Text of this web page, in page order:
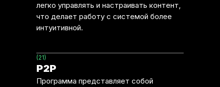
легко управлять и настраивать контент,
что делает работу с системой более
интуитивной.
(21)
P2P
Программа представляет собой